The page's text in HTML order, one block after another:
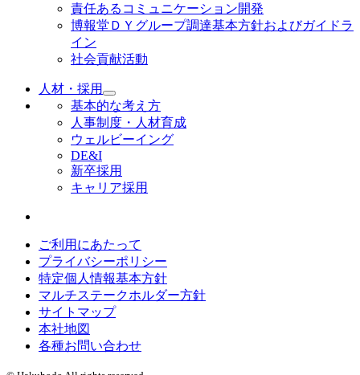
責任あるコミュニケーション開発
博報堂ＤＹグループ調達基本方針およびガイドラ
イン
社会貢献活動
人材・採用
基本的な考え方
人事制度・人材育成
ウェルビーイング
DE&I
新卒採用
キャリア採用
ご利用にあたって
プライバシーポリシー
特定個人情報基本方針
マルチステークホルダー方針
サイトマップ
本社地図
各種お問い合わせ